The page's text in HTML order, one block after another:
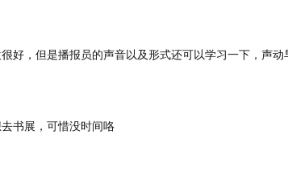
和文化审查的激烈讨论。
波翻腾，溅起大水花：
一年一度的上海书展
刻吧，看看最近有哪些不容错过的艺术活动：
好，但是播报员的声音以及形式还可以学习一下，声动
书展，可惜没时间咯